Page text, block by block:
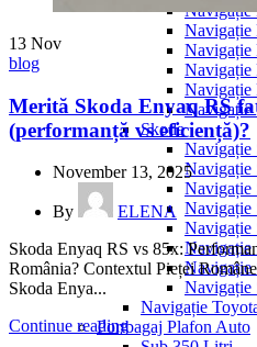
Navigație
Navigație
Navigație
Navigație
Navigație
Navigație
Skoda
Navigație
Navigație
Navigație
Navigație
Navigație
Navigație
Navigație
Navigație
Navigație
Portbagaj Plafon Auto
13 Nov
blog
Merită Skoda Enyaq RS
(performanță vs eficiență)?
November 13, 2025
By
ELENA
Skoda Enyaq RS vs 85x:
România? Contextul Pieței
Skoda Enya...
Continue reading